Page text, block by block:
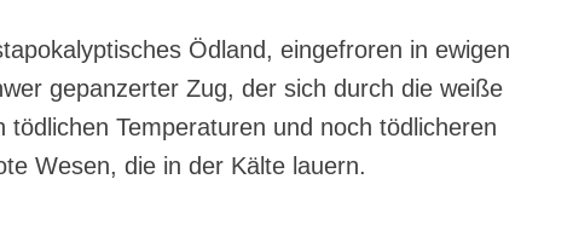
Ödland, eingefroren in ewigen
gepanzerter Zug, der sich durch die weiße
Temperaturen und noch tödlicheren
Wesen, die in der Kälte lauern.